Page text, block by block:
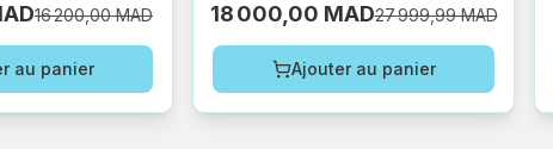
16 200,00 MAD
au panier
18 000,00 MAD27 999,99 MAD
Ajouter au panier